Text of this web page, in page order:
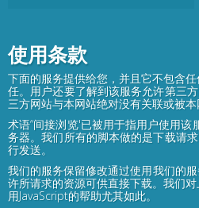
使用条款
下面的服务提供给您，并且它不包含
任。用户还要了解到该服务允许第三
三方网站与本网站绝对没有关联或被本
术语“间接浏览'已被用于指用户使用
务器。我们所有的脚本做的是下载请
行发送。
我们的服务保留修改通过使用我们的
许所请求的资源可供直接下载。我们
用JavaScript的帮助尤其如此。